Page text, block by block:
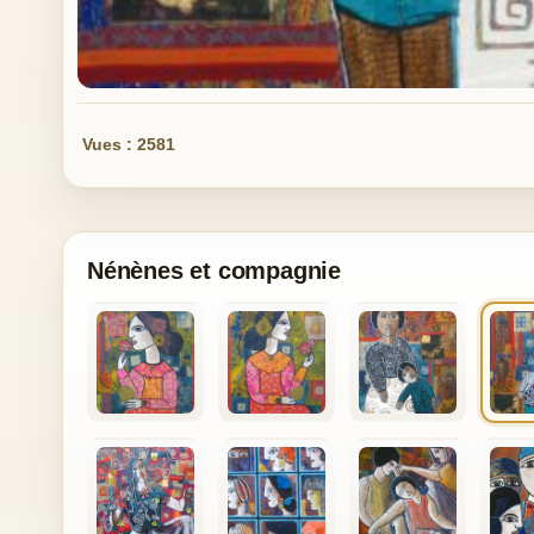
Vues : 2581
Nénènes et compagnie